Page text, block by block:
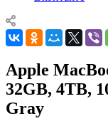
Apple
32GB, 4TB,
Gray